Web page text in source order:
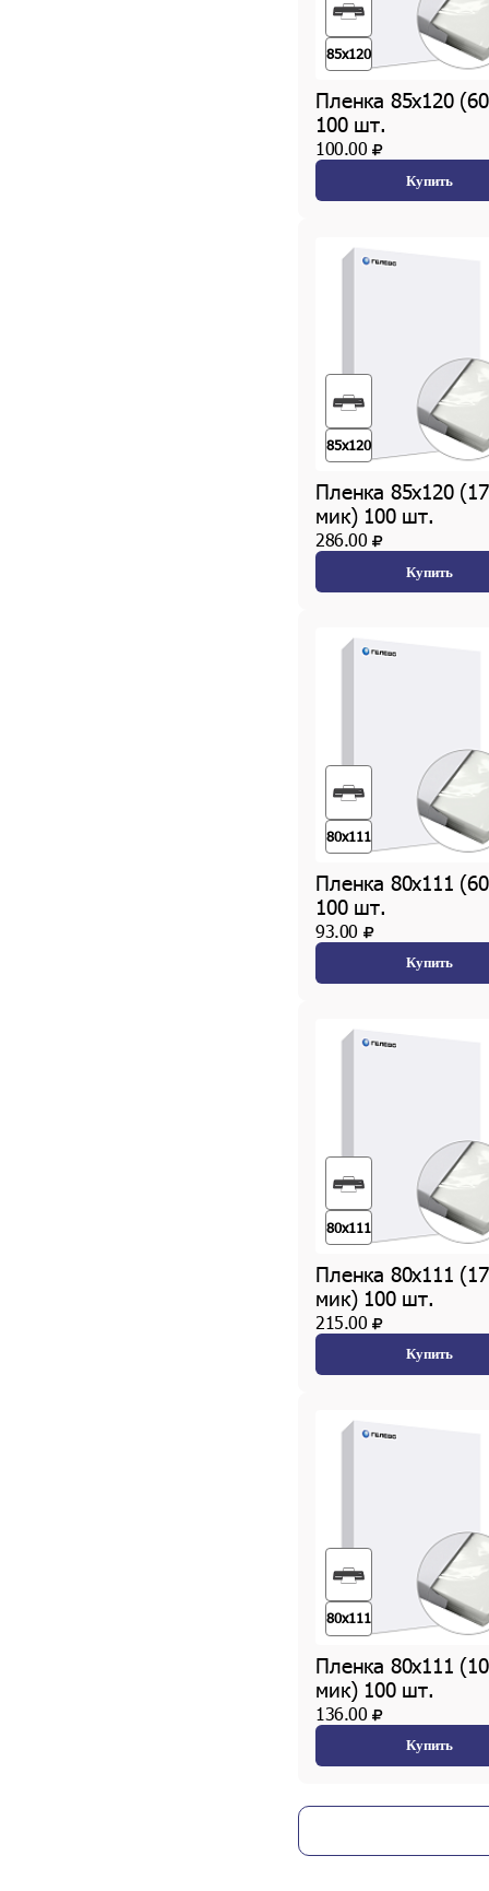
85x120
Пленка 85х120
100 шт.
100.00
Купить
85x120
Пленка 85х120
мик) 100 шт.
286.00
Купить
80х111
Пленка 80х111
100 шт.
93.00
Купить
80х111
Пленка 80х111
мик) 100 шт.
215.00
Купить
80х111
Пленка 80х111
мик) 100 шт.
136.00
Купить